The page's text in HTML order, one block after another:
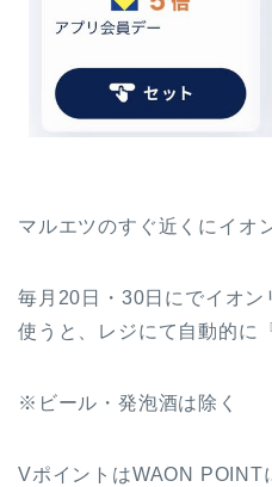
マルエツのすぐ近くにイオ
毎月20日・30日にでイオン
使うと、レジにて自動的に
※ビール・発泡酒は除く
VポイントはWAON POINT